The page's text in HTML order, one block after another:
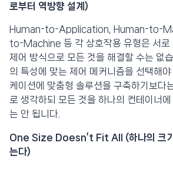
로부터 역방향 설계)
Human-to-Application, Human-to-
to-Machine 등 각 상호작용 유형은 서로
제어 방식으로 모든 것을 해결할 수는 없
의 특성에 맞는 제어 메커니즘을 선택해야
케이션에 맞춤형 솔루션을 구축하기보다
로 생각하되 모든 것을 하나의 컨테이너
는 안 됩니다.
One Size Doesn’t Fit All (하나의 크기
는다)